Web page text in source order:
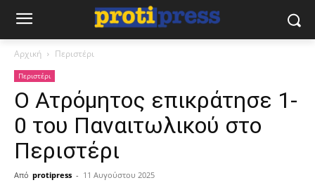
Αρχική Περιστέρι
Περιστέρι
Ο Ατρόμητος επικράτησε 1-
0 του Παναιτωλικού στο
Περιστέρι
Από protipress - 11 Αυγούστου 2025